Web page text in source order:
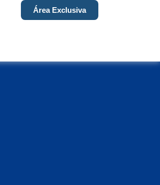
Área Exclusiva